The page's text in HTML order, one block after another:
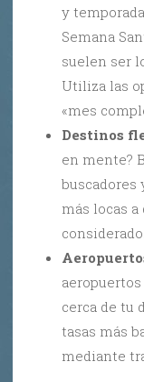
y
Semana
suelen ser
Utiliza las
«mes
Destinos
en mente?
buscadores
más locas
considerado.
cerca de tu
tasas más
mediante